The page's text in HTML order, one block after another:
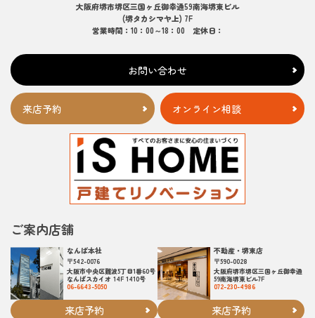
大阪府堺市堺区三国ヶ丘御幸通59南海堺東ビル
(堺タカシマヤ上) 7F
営業時間：10：00～18：00 定休日：
お問い合わせ
来店予約 オンライン相談
ご案内店舗
なんば本社
〒542-0076
大阪市中央区難波5丁目1番60号
なんばスカイオ 14F 1410号
06-6643-5050
来店予約
不動産・堺東店
〒590-0028
大阪府堺市堺区三国ヶ丘御幸通
59南海堺東ビル7F
072-230-4986
来店予約